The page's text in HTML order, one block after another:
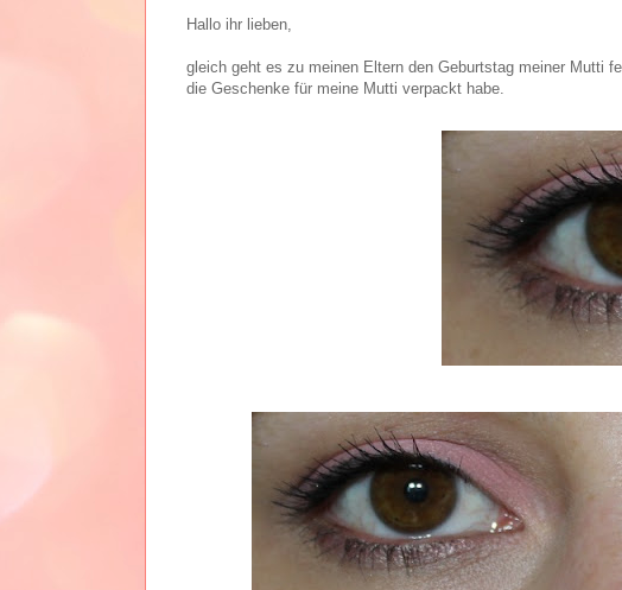
Hallo ihr lieben,
gleich geht es zu meinen Eltern den Geburtstag meiner Mutti
die Geschenke für meine Mutti verpackt habe.